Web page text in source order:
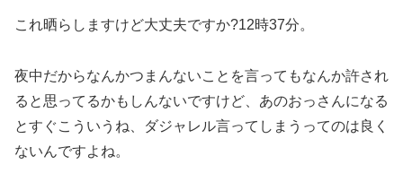
これ晒らしますけど大丈夫ですか?12時37分。
夜中だからなんかつまんないことを言ってもなんか許され
ると思ってるかもしんないですけど、あのおっさんになる
とすぐこういうね、ダジャレル言ってしまうってのは良く
ないんですよね。